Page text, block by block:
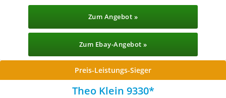
Zum Angebot »
Zum Ebay-Angebot »
Preis-Leistungs-Sieger
Theo Klein 9330